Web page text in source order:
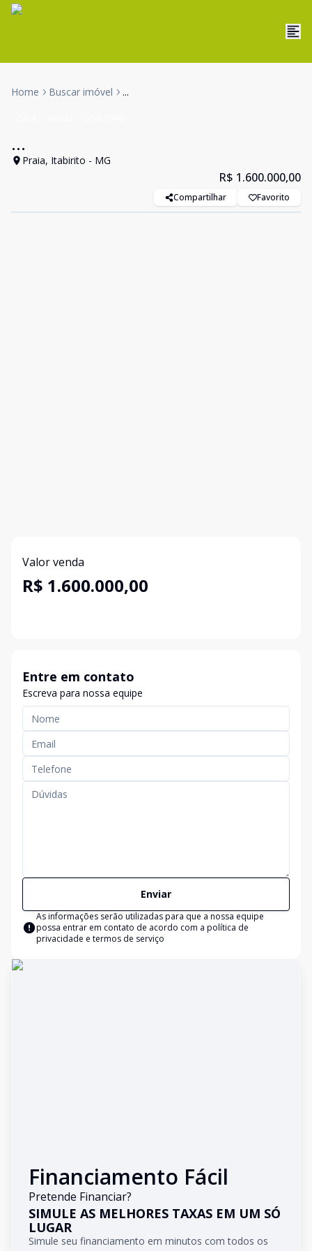
Home Buscar imóvel ...
...
Praia, Itabirito - MG
R$ 1.600.000,00
Compartilhar Favorito
Valor venda
R$ 1.600.000,00
Entre em contato
Escreva para nossa equipe
Enviar
As informações serão utilizadas para que a nossa equipe
possa entrar em contato de acordo com a política de
privacidade e termos de serviço
Financiamento Fácil
Pretende Financiar?
SIMULE AS MELHORES TAXAS EM UM SÓ
LUGAR
Simule seu financiamento em minutos com todos os